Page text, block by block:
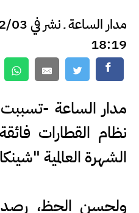
18:19
مدار الساعة -
نظام القطارات
الشهرة العالمية
ولحسن الحظ، رصد